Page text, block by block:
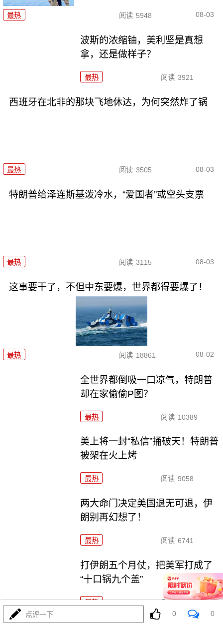
最热 阅读 5948 08-03
波斯的浓缩铀，美利坚是真想
拿，还是做样子？
最热 阅读 3921
西班牙在北非的那块飞地休达，为何突然炸了锅
最热 阅读 3505 08-03
特朗普给泽连斯基泼冷水，“爱国者”或空头支票
最热 阅读 3115 08-03
这事要干了，不但中东要爆，世界都得要爆了！
最热 阅读 18861 08-02
全世界都倒吸一口凉气，特朗普
却在家偷偷P图？
最热 阅读 10389
美上将一封“私信”捅破天！特朗普
被架在火上烤
最热 阅读 9058
两大命门决定美国退无可退，伊
朗别再幻想了！
最热 阅读 6741
打伊朗五个月仗，把美军打成了
“十口锅九个盖”
最热 阅读 5164
点评一下 0 0